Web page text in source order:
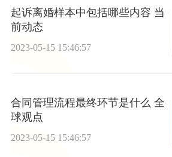
起诉离婚样本中包括哪些内容 当
前动态
2023-05-15 15:46:57
合同管理流程最终环节是什么 全
球观点
2023-05-15 15:46:57